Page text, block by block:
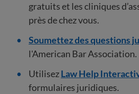
gratuits et les cliniques
près de chez vous.
Soumettez des questions
l'American Bar Association.
UtilisezLaw Help
formulaires juridiques.